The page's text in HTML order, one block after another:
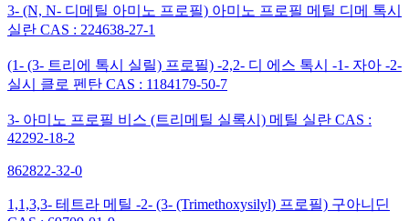
3- (N, N- 디메틸 아미노 프로필) 아미노 프로필 메틸 디메 톡시
실란 CAS : 224638-27-1
(1- (3- 트리에 톡시 실릴) 프로필) -2,2- 디 에스 톡시 -1- 자아 -2-
실시 클로 펜탄 CAS : 1184179-50-7
3- 아미노 프로필 비스 (트리메틸 실록시) 메틸 실란 CAS :
42292-18-2
862822-32-0
1,1,3,3- 테트라 메틸 -2- (3- (Trimethoxysilyl) 프로필) 구아니딘